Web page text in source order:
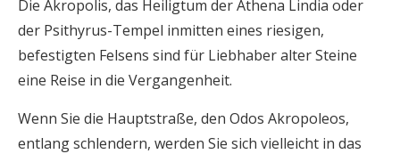
Die Akropolis, das Heiligtum der Athena Lindia oder
der Psithyrus-Tempel inmitten eines riesigen,
befestigten Felsens sind für Liebhaber alter Steine
eine Reise in die Vergangenheit.
Wenn Sie die Hauptstraße, den Odos Akropoleos,
entlang schlendern, werden Sie sich vielleicht in das